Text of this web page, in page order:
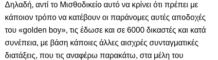
Δηλαδή, αντί το Μισθοδικείο αυτό να κρίνει ότι πρέπει με
κάποιον τρόπο να κατέβουν οι παράνομες αυτές αποδοχές
του «golden boy», τις έδωσε και σε 6000 δικαστές και κατά
συνέπεια, με βάση κάποιες άλλες αισχρές συνταγματικές
διατάξεις, που τις αναφέρω παρακάτω, στα μέλη του